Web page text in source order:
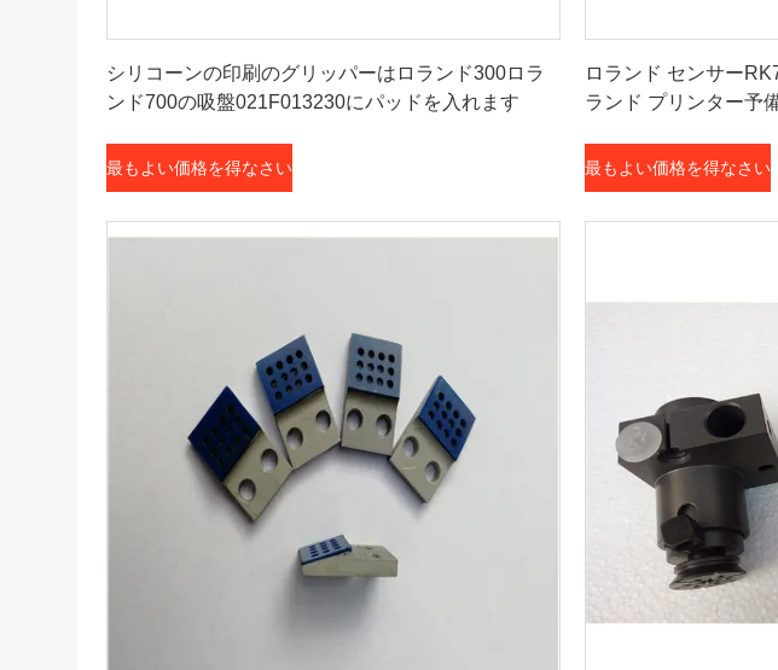
シリコーンの印刷のグリッパーはロランド300ロラ
ンド700の吸盤021F013230にパッドを入れます
最もよい価格を得なさい
ロランド センサー
ランド プリンター予
最もよい価格を得なさい